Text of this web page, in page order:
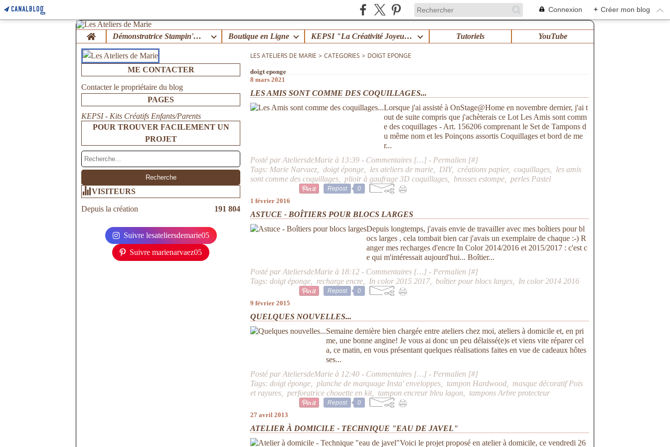
Connexion + Créer mon blog
Home Démonstratrice Stampin'Up ! Boutique en Ligne KEPSI "La Créativité Joyeuse en Famille" ! Tutoriels YouTube
ME CONTACTER
Contacter le propriétaire du blog
PAGES
KEPSI - Kits Créatifs Enfants/Parents
POUR TROUVER FACILEMENT UN
PROJET
VISITEURS
Depuis la création 191 804
Suivre lesateliersdemarie05
Suivre marienarvaez05
LES ATELIERS DE MARIE > CATEGORIES > DOIGT EPONGE
doigt eponge
8 mars 2021
LES AMIS SONT COMME DES COQUILLAGES...
Lorsque j'ai assisté à OnStage@Home en novembre dernier, j'ai t
out de suite compris que j'achèterais ce Lot Les Amis sont comm
e des coquillages - Art. 156206 comprenant le Set de Tampons d
u même nom et les Poinçons assortis Coquillages et bord de me
r...
Posté par AteliersdeMarie à 13:39 - Commentaires […] - Permalien [#]
Tags: Marie Narvaez ,doigt éponge les ateliers de marie DIY,créations papier,coquillages
les amis
sont comme des coquillages
plioir à gaufrage 3D coquillages brosses estompe perles Pastel
Repost 0
1 février 2016
ASTUCE - BOÎTIERS POUR BLOCS LARGES
Depuis longtemps, j'avais envie de travailler avec mes boîtiers pour bl
ocs larges , cela tombait bien car j'avais un exemplaire de chaque :-) R
anger mes recharges d'encre In Color 2014/2016 et 2015/2017 : c'est c
e qui m'intéressait aujourd'hui... Boîtier...
Posté par AteliersdeMarie à 18:12 - Commentaires […] - Permalien [#]
Tags:doigt éponge recharge encre In color 2015 2017, boîtier pour blocs larges In color 2014 2016
Repost 0
9 février 2015
QUELQUES NOUVELLES...
Semaine dernière bien chargée entre ateliers chez moi, ateliers à domicile et, en pri
me, une bonne angine! Je vous ai donc un peu délaissé(e)s et viens vite réparer cel
a, ce matin, en vous présentant quelques réalisations faites en vue de cadeaux hôtes
ses...
Posté par AteliersdeMarie à 12:40 - Commentaires […] - Permalien [#]
Tags:doigt éponge planche de marquage Insta' enveloppes tampon Hardwood
masque décoratif Pois
et rayures
perforatrice chouette en kit, tampon encreur bleu lagon tampons Arbre protecteur
Repost 0
27 avril 2013
ATELIER À DOMICILE - TECHNIQUE "EAU DE JAVEL"
Voici le projet proposé en atelier à domicile, ce vendredi 26